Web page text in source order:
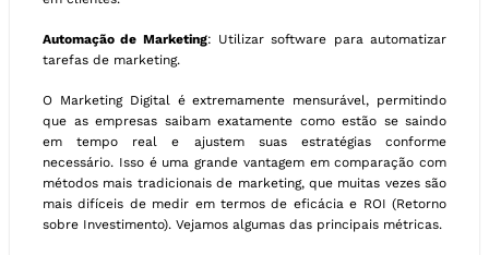
Automação de Marketing: Utilizar software para automatizar
tarefas de marketing.
O Marketing Digital é extremamente mensurável, permitindo
que as empresas saibam exatamente como estão se saindo
em tempo real e ajustem suas estratégias conforme
necessário. Isso é uma grande vantagem em comparação com
métodos mais tradicionais de marketing, que muitas vezes são
mais difíceis de medir em termos de eficácia e ROI (Retorno
sobre Investimento). Vejamos algumas das principais métricas.